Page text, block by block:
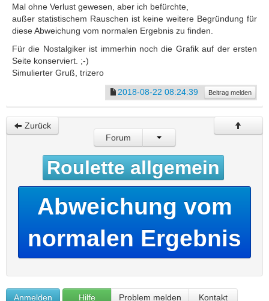
Mal ohne Verlust gewesen, aber ich befürchte,
außer statistischem Rauschen ist keine weitere Begründung für
diese Abweichung vom normalen Ergebnis zu finden.
Für die Nostalgiker ist immerhin noch die Grafik auf der ersten
Seite konserviert. ;-)
Simulierter Gruß, trizero
2018-08-22 08:24:39
Beitrag melden
Zurück
Forum
Roulette allgemein
Abweichung vom
normalen Ergebnis
Anmelden Hilfe Problem melden Kontakt